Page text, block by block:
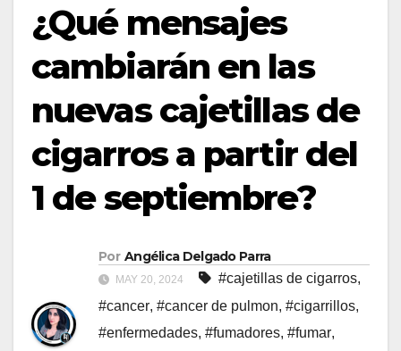
¿Qué mensajes
cambiarán en las
nuevas cajetillas de
cigarros a partir del
1 de septiembre?
Por Angélica Delgado Parra
MAY 20, 2024 #cajetillas de cigarros,
#cancer, #cancer de pulmon, #cigarrillos,
#enfermedades, #fumadores, #fumar,